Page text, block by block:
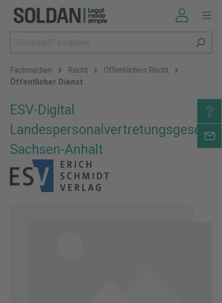
Fachmedien Recht
Öffentliches Recht
Öffentlicher Dienst
ESV-Digital
Landespersonalvertretungsgesetz
Sachsen-Anhalt